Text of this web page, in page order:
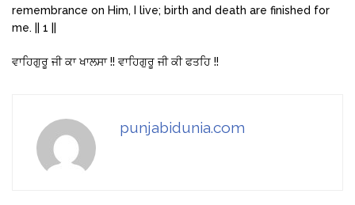
remembrance on Him, I live; birth and death are finished for
me. || 1 ||
ਵਾਹਿਗੁਰੂ ਜੀ ਕਾ ਖਾਲਸਾ !! ਵਾਹਿਗੁਰੂ ਜੀ ਕੀ ਫਤਹਿ !!
punjabidunia.com